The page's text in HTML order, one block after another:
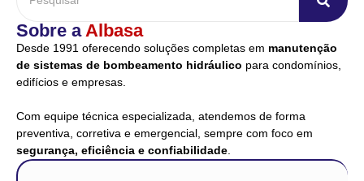
Sobre aAlbasa
Desde 1991 oferecendo soluções completas em manutenção
de sistemas de bombeamento hidráulico para condomínios,
edifícios e empresas.
Com equipe técnica especializada, atendemos de forma
preventiva, corretiva e emergencial, sempre com foco em
segurança, eficiência e confiabilidade